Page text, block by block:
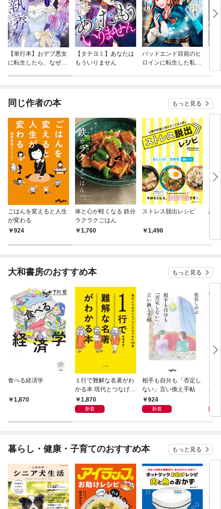
【単行本】おデブ悪女
に転生したら、なぜか
【タテヨミ】あなたは
もういりません
バッドエンド目前のヒ
ロインに転生した私、
同じ作者の本 もっと見る
ごはんを変えると人生
が変わる
924
体と心が軽くなる 鉄分
ラクラクごはん
1,760
ストレス脱出レシピ
1,496
認
れ
大和書房のおすすめ本 もっと見る
食べる経済学
1,870
１行で難解な名著がわ
かる本 現代とつなげて
エッセンスをつかむ50
冊
1,870
新着
相手も自分も「否定し
ない」言い換え手帖
924
新着
頑
か
い
暮らし・健康・子育てのおすすめ本 もっと見る